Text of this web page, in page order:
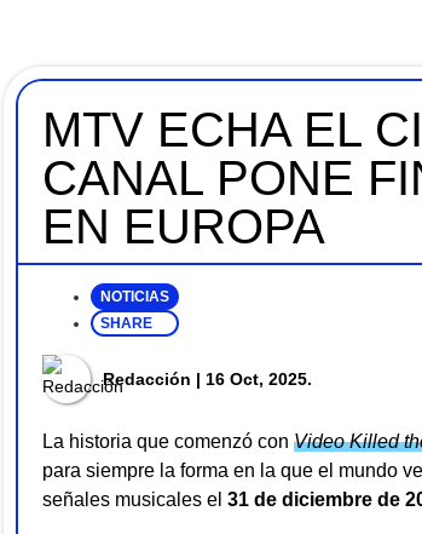
MTV ECHA EL
CANAL PONE
EN EUROPA
NOTICIAS
SHARE
Redacción | 16 Oct, 2025.
La historia que comenzó con Video Killed
para siempre la forma en la que el mundo
señales musicales el 31 de diciembre de